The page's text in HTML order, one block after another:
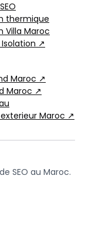
thermique
Villa Maroc
↗
Maroc ↗
Maroc ↗
Maroc ↗
SEO au Maroc.